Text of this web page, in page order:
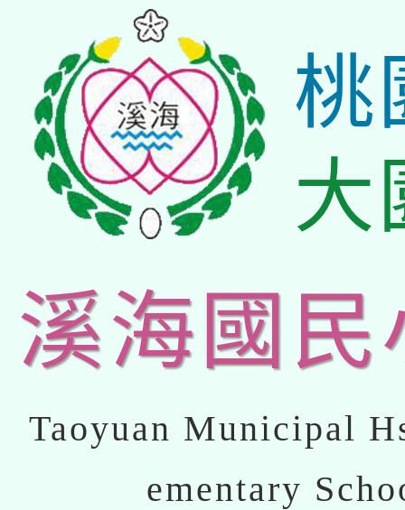
桃
大
溪海國民
Taoyuan Municipal
ementary